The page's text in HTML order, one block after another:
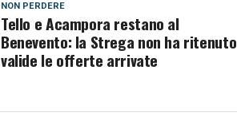
NON PERDERE
Tello e Acampora restano al
Benevento: la Strega non ha ritenuto
valide le offerte arrivate